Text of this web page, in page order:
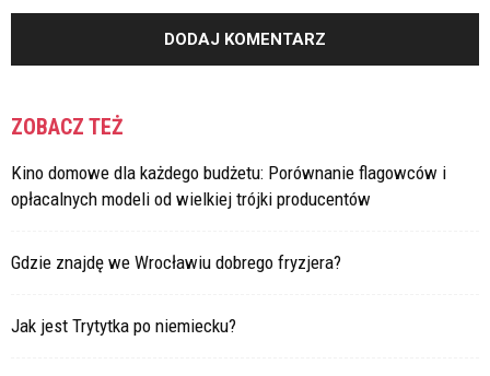
ZOBACZ TEŻ
Kino domowe dla każdego budżetu: Porównanie flagowców i
opłacalnych modeli od wielkiej trójki producentów
Gdzie znajdę we Wrocławiu dobrego fryzjera?
Jak jest Trytytka po niemiecku?